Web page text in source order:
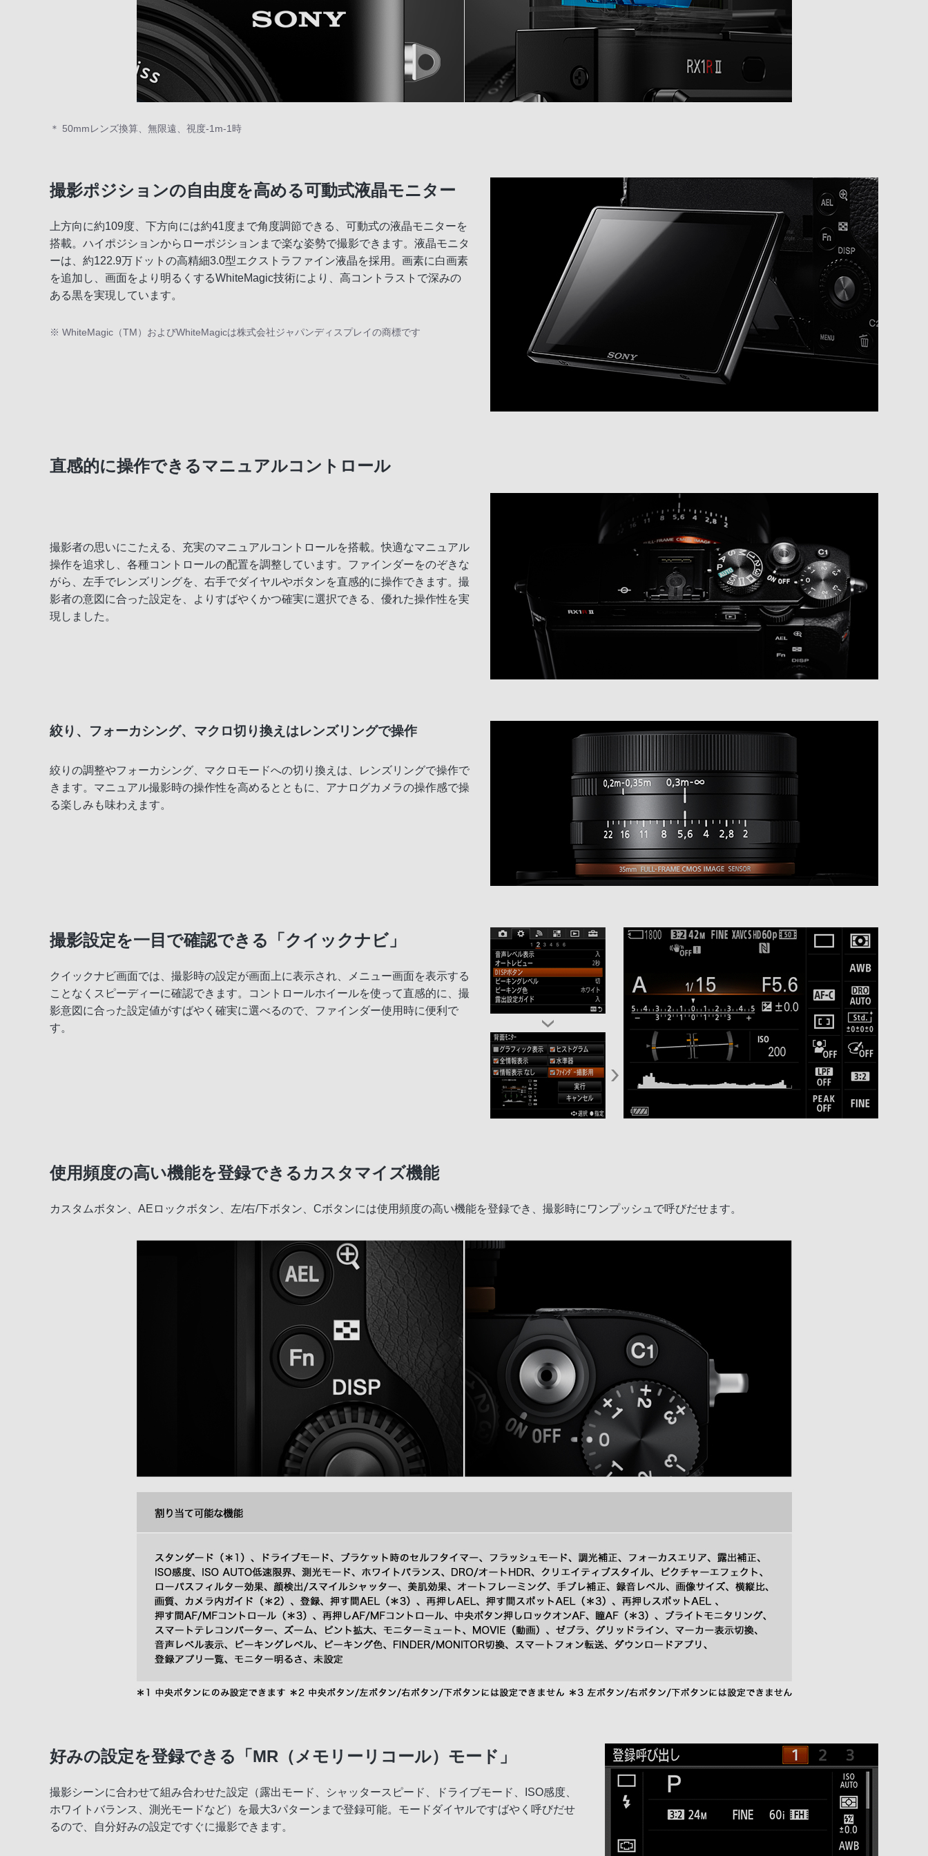
＊ 50mmレンズ換算、無限遠、視度-1m-1時
撮影ポジションの自由度を高める可動式液晶モニター
上方向に約109度、下方向には約41度まで角度調節できる、可動式の液晶モニターを
搭載。ハイポジションからローポジションまで楽な姿勢で撮影できます。液晶モニタ
ーは、約122.9万ドットの高精細3.0型エクストラファイン液晶を採用。画素に白画素
を追加し、画面をより明るくするWhiteMagic技術により、高コントラストで深みの
ある黒を実現しています。
※ WhiteMagic（TM）およびWhiteMagicは株式会社ジャパンディスプレイの商標です
直感的に操作できるマニュアルコントロール
撮影者の思いにこたえる、充実のマニュアルコントロールを搭載。快適なマニュアル
操作を追求し、各種コントロールの配置を調整しています。ファインダーをのぞきな
がら、左手でレンズリングを、右手でダイヤルやボタンを直感的に操作できます。撮
影者の意図に合った設定を、よりすばやくかつ確実に選択できる、優れた操作性を実
現しました。
絞り、フォーカシング、マクロ切り換えはレンズリングで操作
絞りの調整やフォーカシング、マクロモードへの切り換えは、レンズリングで操作で
きます。マニュアル撮影時の操作性を高めるとともに、アナログカメラの操作感で操
る楽しみも味わえます。
撮影設定を一目で確認できる「クイックナビ」
クイックナビ画面では、撮影時の設定が画面上に表示され、メニュー画面を表示する
ことなくスピーディーに確認できます。コントロールホイールを使って直感的に、撮
影意図に合った設定値がすばやく確実に選べるので、ファインダー使用時に便利で
す。
使用頻度の高い機能を登録できるカスタマイズ機能
カスタムボタン、AEロックボタン、左/右/下ボタン、Cボタンには使用頻度の高い機能を登録でき、撮影時にワンプッシュで呼びだせます。
好みの設定を登録できる「MR（メモリーリコール）モード」
撮影シーンに合わせて組み合わせた設定（露出モード、シャッタースピード、ドライブモード、ISO感度、
ホワイトバランス、測光モードなど）を最大3パターンまで登録可能。モードダイヤルですばやく呼びだせ
るので、自分好みの設定ですぐに撮影できます。